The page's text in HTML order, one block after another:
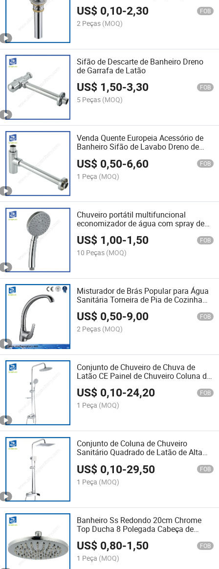
US$ 0,10-2,30 FOB
2 Peças (MOQ)
Sifão de Descarte de Banheiro Dreno
de Garrafa de Latão
US$ 1,50-3,30 FOB
5 Peças (MOQ)
Venda Quente Europeia Acessório de
Banheiro Sifão de Lavabo Dreno de
US$ 0,50-6,60 FOB
1 Peça (MOQ)
Chuveiro portátil multifuncional
economizador de água com spray de
chuveiro potente
US$ 1,00-1,50 FOB
10 Peças (MOQ)
Misturador de Brás Popular para Água
Sanitária Torneira de Pia de Cozinha
Torneira Quente e Fria
US$ 0,50-9,00 FOB
2 Peças (MOQ)
Conjunto de Chuveiro de Chuva de
Latão CE Painel de Chuveiro Coluna de
Banheiro
US$ 0,10-24,20 FOB
1 Peça (MOQ)
Conjunto de Coluna de Chuveiro
Sanitário Quadrado de Latão de Alta
US$ 0,10-29,50 FOB
1 Peça (MOQ)
Banheiro Ss Redondo 20cm Chrome
Top Ducha 8 Polegada Cabeça de
Chuveiro Duchadores
US$ 0,80-1,50 FOB
1 Peça (MOQ)